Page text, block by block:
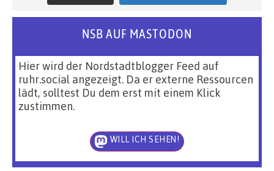
NSB AUF MASTODON
Hier wird der Nordstadtblogger Feed auf
ruhr.social angezeigt. Da er externe Ressourcen
lädt, solltest Du dem erst mit einem Klick
zustimmen.
WILL ICH SEHEN!